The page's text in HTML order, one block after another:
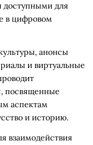
доступными для
в цифровом
анонсы
и виртуальные
посвященные
аспектам
и историю.
взаимодействия